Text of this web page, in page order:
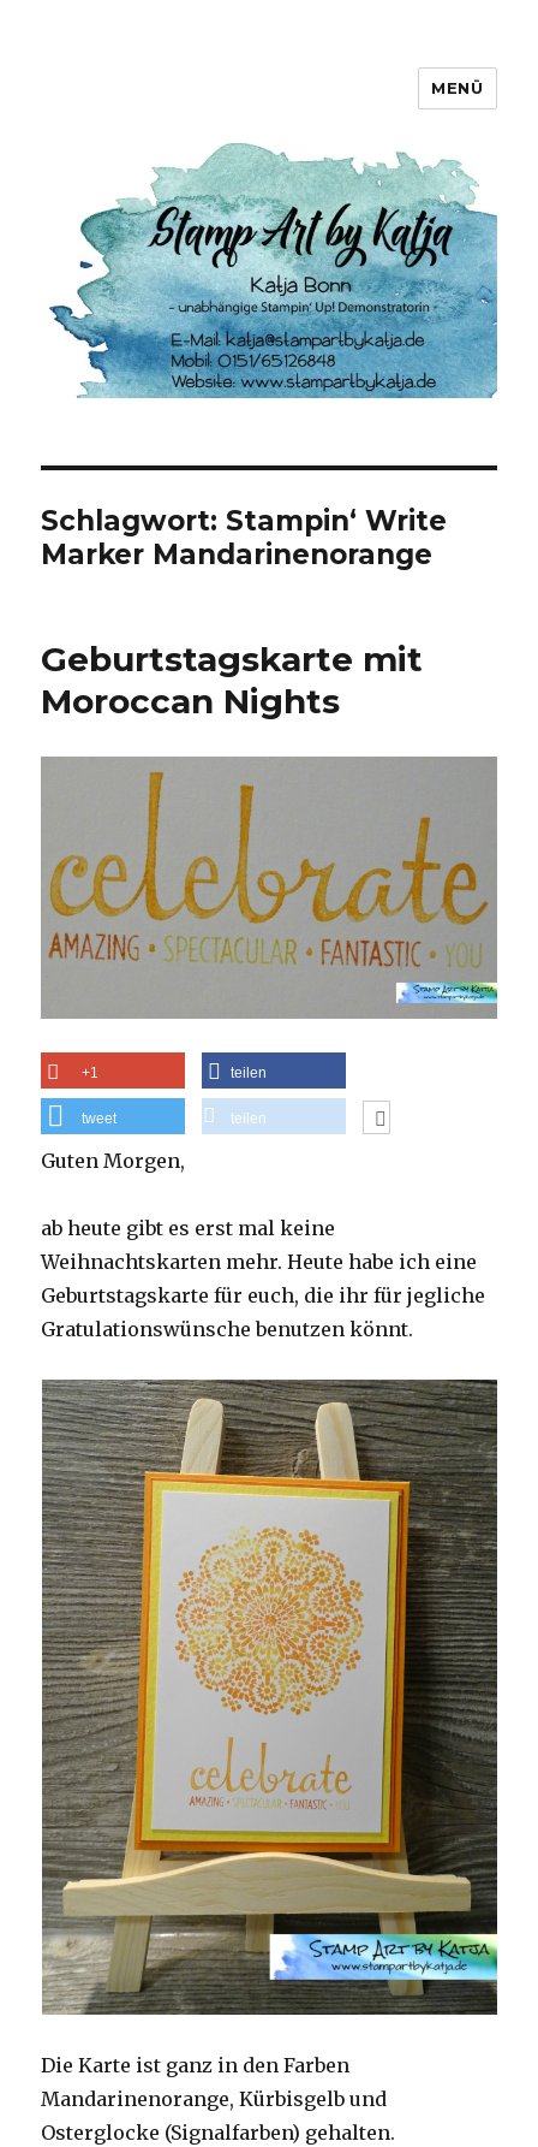
MENÜ
Schlagwort: Stampin‘ Write
Marker Mandarinenorange
Geburtstagskarte mit
Moroccan Nights
+1 teilen
tweet teilen
Guten Morgen,
ab heute gibt es erst mal keine
Weihnachtskarten mehr. Heute habe ich eine
Geburtstagskarte für euch, die ihr für jegliche
Gratulationswünsche benutzen könnt.
Die Karte ist ganz in den Farben
Mandarinenorange, Kürbisgelb und
Osterglocke (Signalfarben) gehalten.